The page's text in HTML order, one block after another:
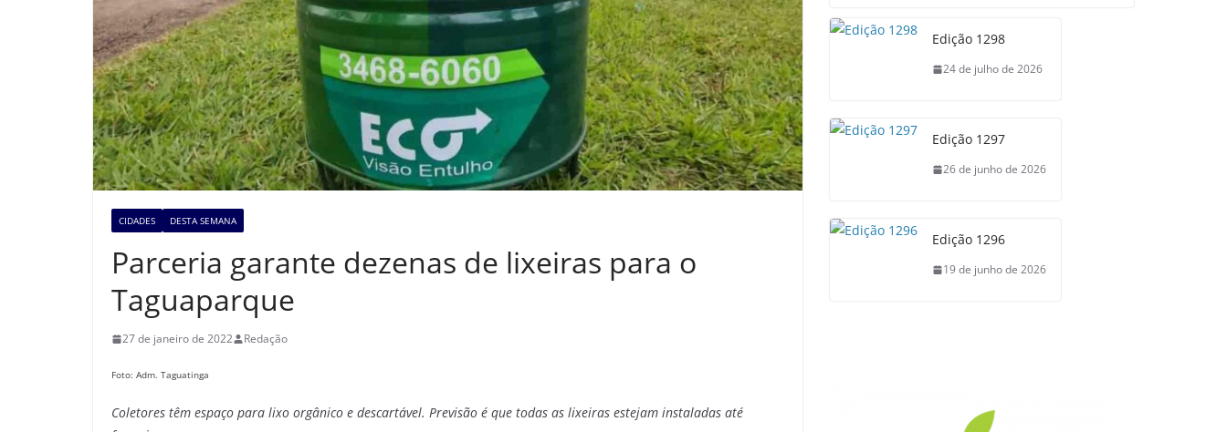
CIDADES DESTA SEMANA
Parceria garante dezenas de lixeiras para o
Taguaparque
27 de janeiro de 2022 Redação
Foto: Adm. Taguatinga
Coletores têm espaço para lixo orgânico e descartável. Previsão é que todas as lixeiras estejam instaladas até
Edição 1298
24 de julho de 2026
Edição 1297
26 de junho de 2026
Edição 1296
19 de junho de 2026